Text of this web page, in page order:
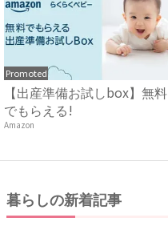
Promoted
【出産準備お試しbox】無料
でもらえる!
Amazon
暮らしの新着記事